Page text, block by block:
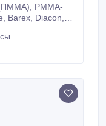
PMMA-